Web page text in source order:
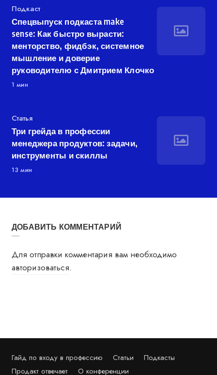
Категория
Подкаст
Спецвыпуск подкаста make
sense: Как быстро вырасти:
менторство, фидбэк, системное
мышление и доверие
руководителю с Дмитрием Клочко
1 мин
Категория
Статья
Три грейда в профессии
менеджера продуктов: задачи,
инструменты и скиллы
13 мин
ДОБАВИТЬ КОММЕНТАРИЙ
Для отправки комментария вам необходимо
авторизоваться.
Гайд по входу в профессию Статьи
Подкасты
Продакт отвечает
О конференции